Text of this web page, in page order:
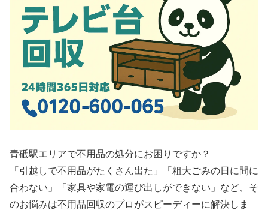
青砥駅エリアで不用品の処分にお困りですか？
「引越しで不用品がたくさん出た」「粗大ごみの日に間に
合わない」「家具や家電の運び出しができない」など、そ
のお悩みは不用品回収のプロがスピーディーに解決しま